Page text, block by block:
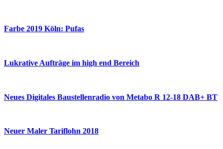
Farbe 2019 Köln: Pufas
Lukrative Aufträge im high end Bereich
Neues Digitales Baustellenradio von Metabo R 12-18 DAB+ BT
Neuer Maler Tariflohn 2018